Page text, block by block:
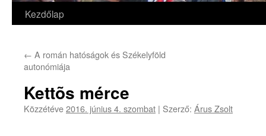
Kilépés
tartalomba
Kezdőlap
← A román hatóságok és Székelyföld
autonómiája
Kettõs mérce
Közzétéve2016. június 4. szombat | Szerző: Árus Zsolt